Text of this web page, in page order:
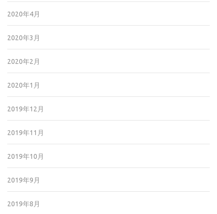
2020年4月
2020年3月
2020年2月
2020年1月
2019年12月
2019年11月
2019年10月
2019年9月
2019年8月